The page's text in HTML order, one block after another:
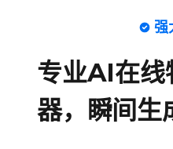
强
专业AI在线
器，瞬间生